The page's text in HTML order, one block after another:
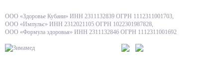
ООО «Здоровье Кубани» ИНН 2311132839 ОГРН 1112311001703,
ООО «Импульс» ИНН 2312021105 ОГРН 1022301987828,
ООО «Формула здоровья» ИНН 2311132846 ОГРН 1112311001692